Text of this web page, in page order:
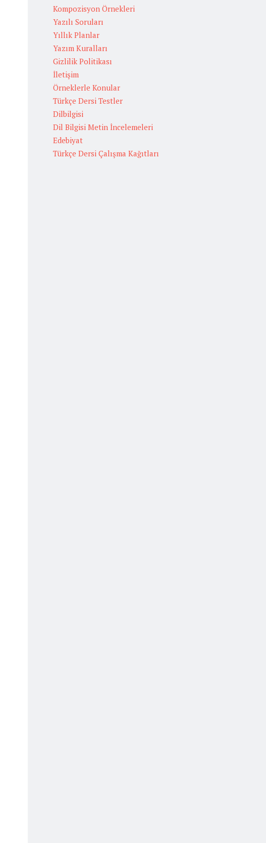
Kompozisyon Örnekleri
Yazılı Soruları
Yıllık Planlar
Yazım Kuralları
Gizlilik Politikası
İletişim
Örneklerle Konular
Türkçe Dersi Testler
Dilbilgisi
Dil Bilgisi Metin İncelemeleri
Edebiyat
Türkçe Dersi Çalışma Kağıtları